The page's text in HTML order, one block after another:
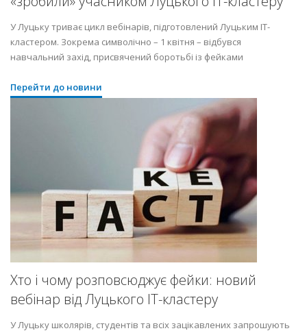
У Луцьку триває цикл вебінарів, підготовлений Луцьким ІТ-
кластером. Зокрема символічно – 1 квітня – відбувся
навчальний захід, присвячений боротьбі із фейками
Перейти до новини
Хто і чому розповсюджує фейки: новий
вебінар від Луцького ІТ-кластеру
У Луцьку школярів, студентів та всіх зацікавлених запрошують